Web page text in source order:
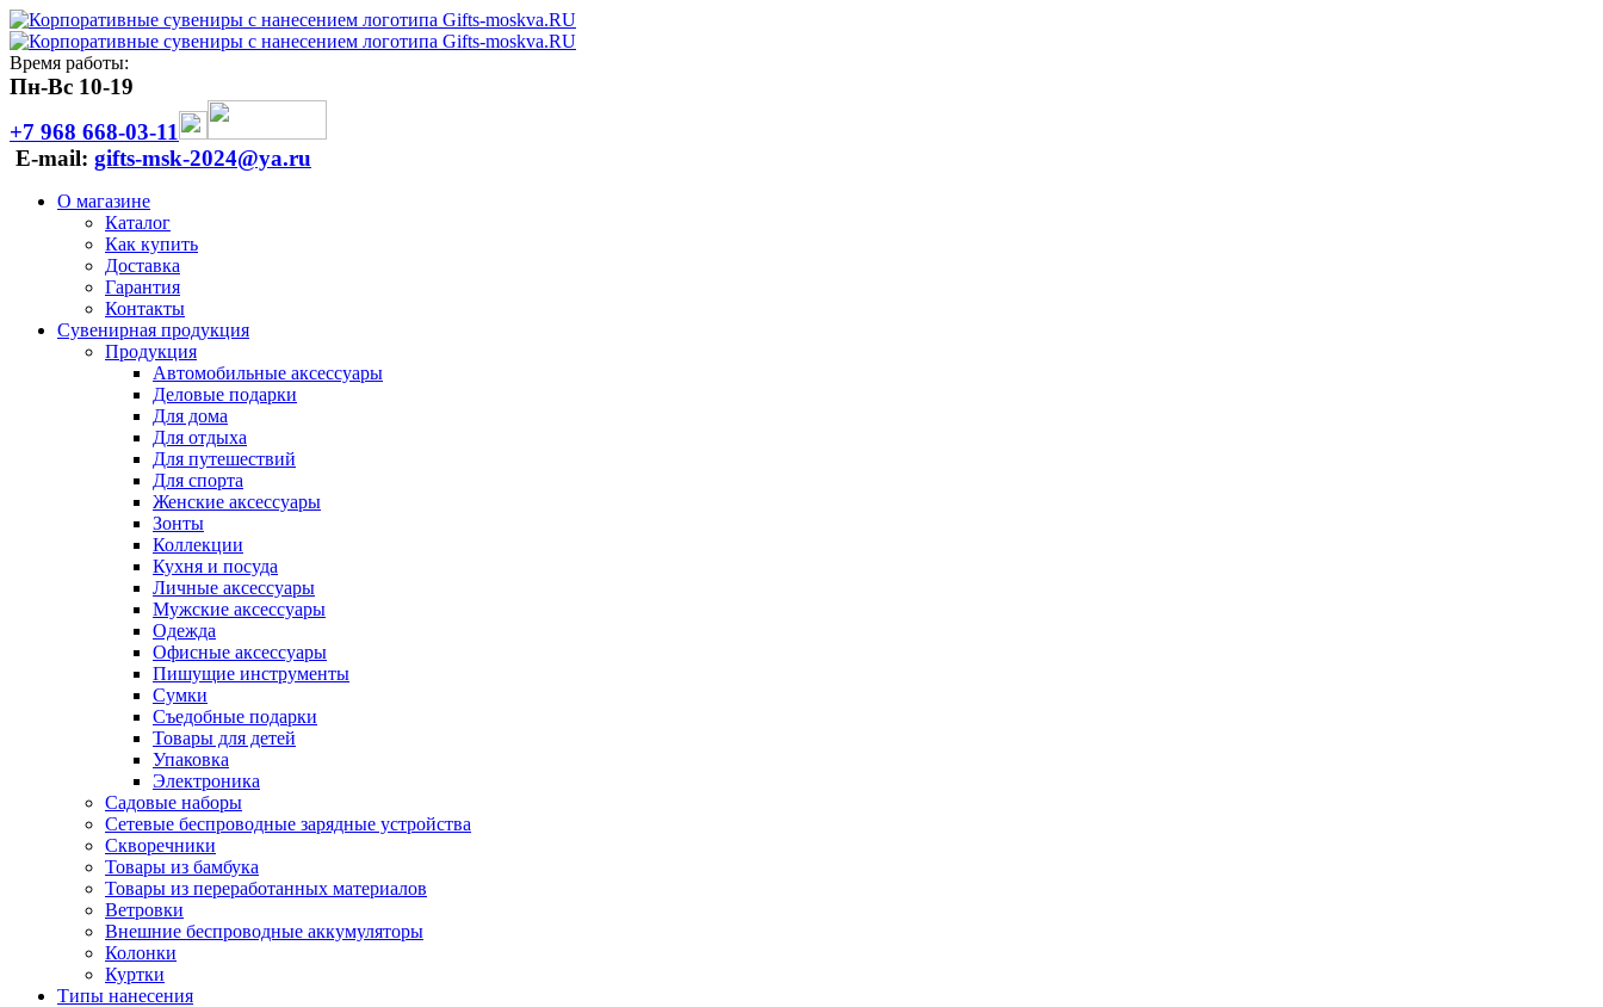
Время работы:
Пн-Вс 10-19
+7 968 668-03-11
E-mail: gifts-msk-2024@ya.ru
О магазине
Каталог
Как купить
Доставка
Гарантия
Контакты
Сувенирная продукция
Продукция
Автомобильные аксессуары
Деловые подарки
Для дома
Для отдыха
Для путешествий
Для спорта
Женские аксессуары
Зонты
Коллекции
Кухня и посуда
Личные аксессуары
Мужские аксессуары
Одежда
Офисные аксессуары
Пишущие инструменты
Сумки
Съедобные подарки
Товары для детей
Упаковка
Электроника
Садовые наборы
Сетевые беспроводные зарядные устройства
Скворечники
Товары из бамбука
Товары из переработанных материалов
Ветровки
Внешние беспроводные аккумуляторы
Колонки
Куртки
Типы нанесения